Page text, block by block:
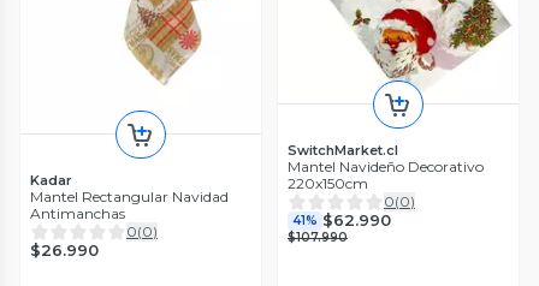
Kadar
Mantel Rectangular Navidad
Antimanchas
0(0)
$26.990
SwitchMarket.cl
Mantel Navideño Decorativo
220x150cm
0(0)
41% $62.990
$107.990